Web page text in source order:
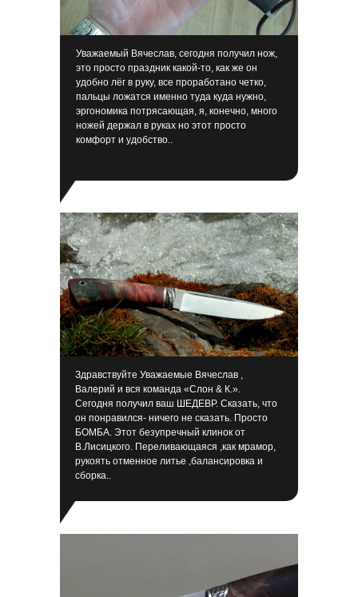
Уважаемый Вячеслав, сегодня получил нож,
это просто праздник какой-то, как же он
удобно лёг в руку, все проработано четко,
пальцы ложатся именно туда куда нужно,
эргономика потрясающая, я, конечно, много
ножей держал в руках но этот просто
комфорт и удобство..
Здравствуйте Уважаемые Вячеслав ,
Валерий и вся команда «Слон & К.».
Сегодня получил ваш ШЕДЕВР. Сказать, что
он понравился- ничего не сказать. Просто
БОМБА. Этот безупречный клинок от
В.Лисицкого. Переливающаяся ,как мрамор,
рукоять отменное литье ,балансировка и
сборка..